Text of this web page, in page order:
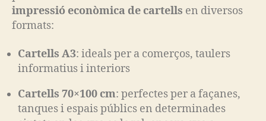
impressió econòmica de cartells en diversos
formats:
Cartells A3: ideals per a comerços, taulers
informatius i interiors
Cartells 70×100 cm: perfectes per a façanes,
tanques i espais públics en determinades